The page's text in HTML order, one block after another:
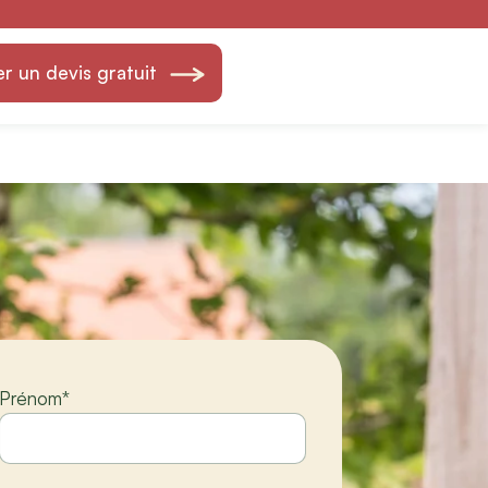
un devis gratuit
Fils — Création
Prénom*